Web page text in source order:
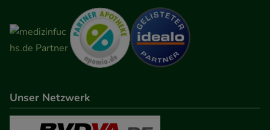
anzupassen. Komfort-Cookies ermöglichen es uns
auch auf Ihre Bedürfnisse zugeschrittene Inhalte
anzuzeigen und unser Partnerprogramm zu
Informationen über die Art und Weise der Nutzung
unserer Website sammeln, mit deren Hilfe wir
Unser Netzwerk